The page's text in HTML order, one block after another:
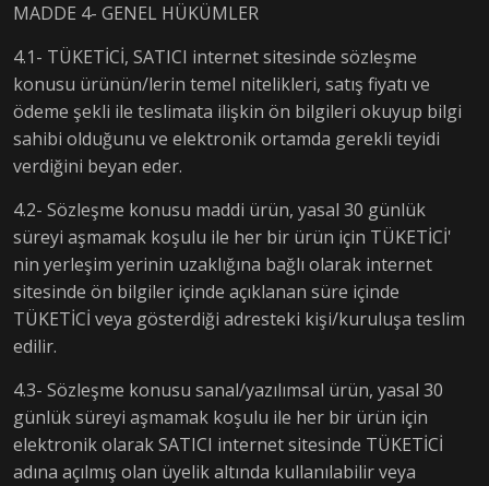
MADDE 4- GENEL HÜKÜMLER
4.1- TÜKETİCİ, SATICI internet sitesinde sözleşme
konusu ürünün/lerin temel nitelikleri, satış fiyatı ve
ödeme şekli ile teslimata ilişkin ön bilgileri okuyup bilgi
sahibi olduğunu ve elektronik ortamda gerekli teyidi
verdiğini beyan eder.
4.2- Sözleşme konusu maddi ürün, yasal 30 günlük
süreyi aşmamak koşulu ile her bir ürün için TÜKETİCİ'
nin yerleşim yerinin uzaklığına bağlı olarak internet
sitesinde ön bilgiler içinde açıklanan süre içinde
TÜKETİCİ veya gösterdiği adresteki kişi/kuruluşa teslim
edilir.
4.3- Sözleşme konusu sanal/yazılımsal ürün, yasal 30
günlük süreyi aşmamak koşulu ile her bir ürün için
elektronik olarak SATICI internet sitesinde TÜKETİCİ
adına açılmış olan üyelik altında kullanılabilir veya